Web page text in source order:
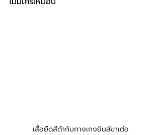
เสื้อยืดสีดำกับกางเกงยีนส์ขาเต่อ